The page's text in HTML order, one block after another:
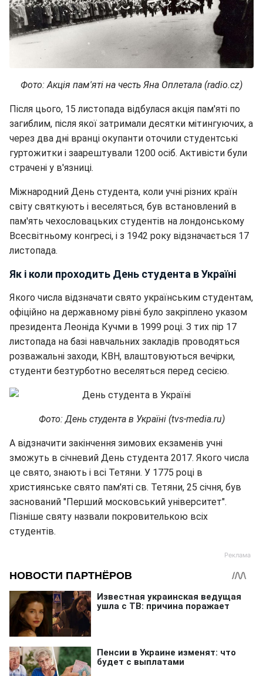
Фото: Акція пам'яті на честь Яна Оплетала (radio.cz)
Після цього, 15 листопада відбулася акція пам'яті по
загиблим, після якої затримали десятки мітингуючих, а
через два дні вранці окупанти оточили студентські
гуртожитки і заарештували 1200 осіб. Активісти були
страчені у в'язниці.
Міжнародний День студента, коли учні різних країн
світу святкують і веселяться, був встановлений в
пам'ять чехословацьких студентів на лондонському
Всесвітньому конгресі, і з 1942 року відзначається 17
листопада.
Як і коли проходить День студента в Україні
Якого числа відзначати свято українським студентам,
офіційно на державному рівні було закріплено указом
президента Леоніда Кучми в 1999 році. З тих пір 17
листопада на базі навчальних закладів проводяться
розважальні заходи, КВН, влаштовуються вечірки,
студенти безтурботно веселяться перед сесією.
Фото: День студента в Україні (tvs-media.ru)
А відзначити закінчення зимових екзаменів учні
зможуть в січневий День студента 2017. Якого числа
це свято, знають і всі Тетяни. У 1775 році в
християнське свято пам'яті св. Тетяни, 25 січня, був
заснований "Перший московський університет".
Пізніше святу назвали покровителькою всіх
студентів.